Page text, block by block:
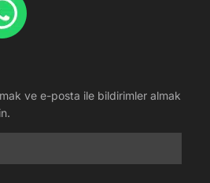
ve e-posta ile bildirimler almak